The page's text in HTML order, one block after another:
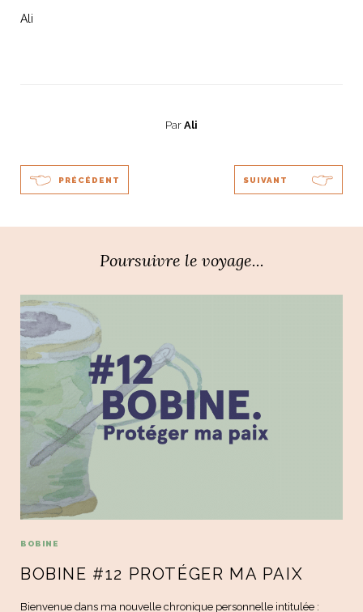
Ali
Par Ali
PRÉCÉDENT SUIVANT
Poursuivre le voyage...
BOBINE
BOBINE #12 PROTÉGER MA PAIX
Bienvenue dans ma nouvelle chronique personnelle intitulée :